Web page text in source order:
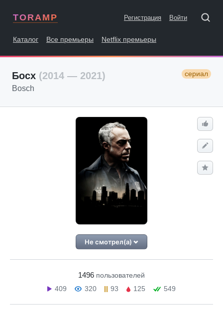
TORAMP Регистрация Войти
Каталог Все премьеры Netflix премьеры
Босх (2014 — 2021) сериал
Bosch
Не смотрел(а)
1496 пользователей
409
320 93 125 549